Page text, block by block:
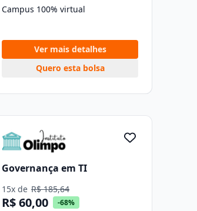
Campus 100% virtual
Ver mais detalhes
Quero esta bolsa
Governança em TI
15x de R$ 185,64
R$ 60,00 -68%